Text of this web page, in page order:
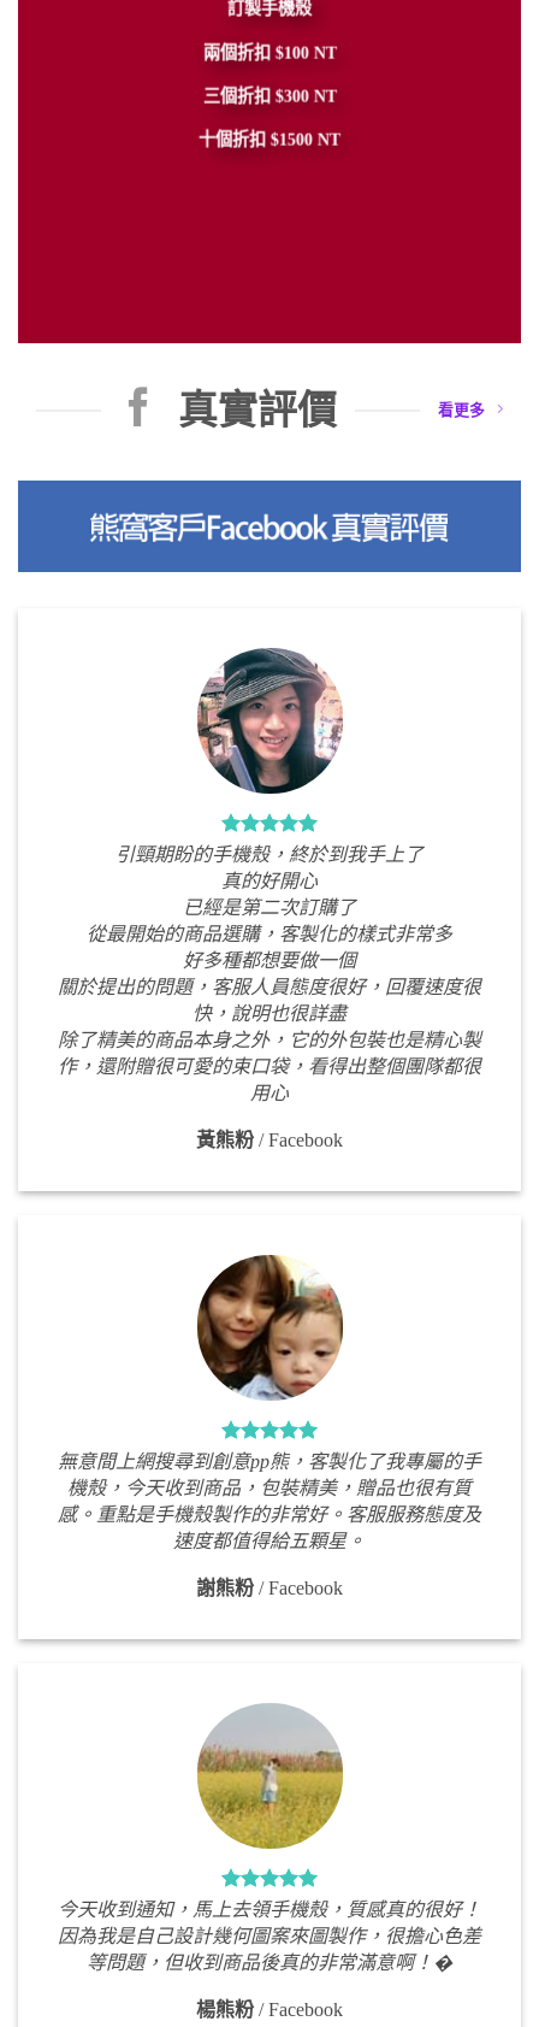
訂製手機殼
兩個折扣 $100 NT
三個折扣 $300 NT
十個折扣 $1500 NT
真實評價 看更多
引頸期盼的手機殼，終於到我手上了
真的好開心
已經是第二次訂購了
從最開始的商品選購，客製化的樣式非常多
好多種都想要做一個
關於提出的問題，客服人員態度很好，回覆速度很
快，說明也很詳盡
除了精美的商品本身之外，它的外包裝也是精心製
作，還附贈很可愛的束口袋，看得出整個團隊都很
用心
黃熊粉 /Facebook
無意間上網搜尋到創意pp熊，客製化了我專屬的手
機殼，今天收到商品，包裝精美，贈品也很有質
感。重點是手機殼製作的非常好。客服服務態度及
速度都值得給五顆星。
謝熊粉 /Facebook
今天收到通知，馬上去領手機殼，質感真的很好！
因為我是自己設計幾何圖案來圖製作，很擔心色差
等問題，但收到商品後真的非常滿意啊！�
楊熊粉 /Facebook